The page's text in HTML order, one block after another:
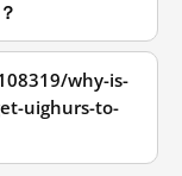
why-is-
uighurs-to-